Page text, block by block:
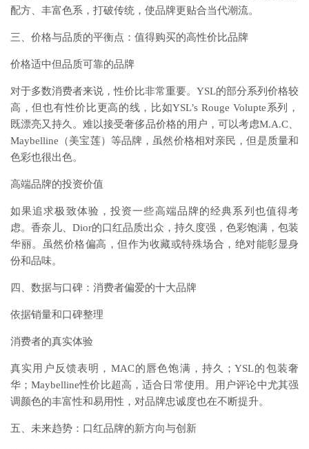
配方、丰富色系，打破传统，使品牌更贴合当代潮流。
三、价格与品质的平衡点：值得购买的高性价比品牌
价格适中但品质可靠的品牌
对于多数消费者来说，性价比非常重要。YSL的部分系列价格较
高，但也有性价比更高的线，比如YSL’s Rouge Volupte系列，
既漂亮又持久。难以接受奢侈品价格的用户，可以考虑M.A.C、
Maybelline（美宝莲）等品牌，虽然价格相对亲民，但是质量和
色彩也很出色。
高端品牌的投资价值
如果追求极致体验，投资一些高端品牌的经典系列也值得考
虑。香奈儿、Dior的口红品质出众，持久度强，色彩饱满，包装
华丽。虽然价格偏高，但作为收藏或特殊场合，绝对能彰显身
份和品味。
四、数据与口碑：消费者偏爱的十大品牌
依据销量和口碑整理
消费者的真实体验
真实用户反馈表明，MAC的唇色饱满，持久；YSL的包装奢
华；Maybelline性价比超高，适合日常使用。用户评论中尤其强
调颜色的丰富性和易用性，对品牌忠诚度也在不断提升。
五、未来趋势：口红品牌的新方向与创新